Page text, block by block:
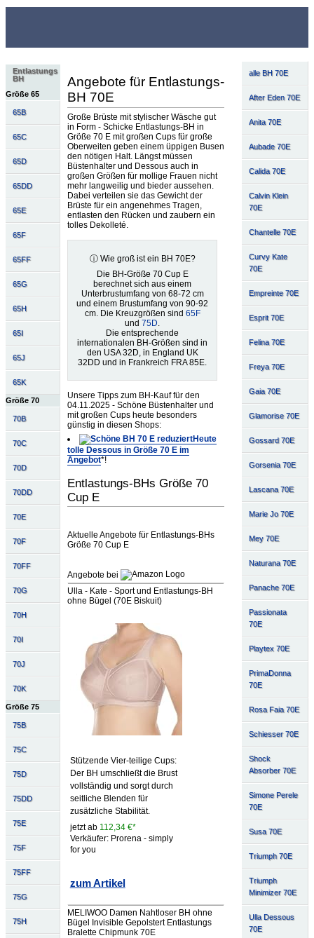
Entlastungs
BH
Größe 65
65B
65C
65D
65DD
65E
65F
65FF
65G
65H
65I
65J
65K
Größe 70
70B
70C
70D
70DD
70E
70F
70FF
70G
70H
70I
70J
70K
Größe 75
75B
75C
75D
75DD
75E
75F
75FF
75G
75H
alle BH 70E
After Eden 70E
Anita 70E
Aubade 70E
Calida 70E
Calvin Klein
70E
Chantelle 70E
Curvy Kate
70E
Empreinte 70E
Esprit 70E
Felina 70E
Freya 70E
Gaia 70E
Glamorise 70E
Gossard 70E
Gorsenia 70E
Lascana 70E
Marie Jo 70E
Mey 70E
Naturana 70E
Panache 70E
Passionata
70E
Playtex 70E
PrimaDonna
70E
Rosa Faia 70E
Schiesser 70E
Shock
Absorber 70E
Simone Perele
70E
Susa 70E
Triumph 70E
Triumph
Minimizer 70E
Ulla Dessous
70E
Angebote für Entlastungs-
BH 70E
Große Brüste mit stylischer Wäsche gut
in Form - Schicke Entlastungs-BH in
Größe 70 E mit großen Cups für große
Oberweiten geben einem üppigen Busen
den nötigen Halt. Längst müssen
Büstenhalter und Dessous auch in
großen Größen für mollige Frauen nicht
mehr langweilig und bieder aussehen.
Dabei verteilen sie das Gewicht der
Brüste für ein angenehmes Tragen,
entlasten den Rücken und zaubern ein
tolles Dekolleté.
ⓘ Wie groß ist ein BH 70E?
Die BH-Größe 70 Cup E
berechnet sich aus einem
Unterbrustumfang von 68-72 cm
und einem Brustumfang von 90-92
cm. Die Kreuzgrößen sind 65F
und75D
Die entsprechende
internationalen BH-Größen sind in
den USA 32D, in England UK
32DD und in Frankreich FRA 85E.
Unsere Tipps zum BH-Kauf für den
04.11.2025 - Schöne Büstenhalter und
mit großen Cups heute besonders
günstig in diesen Shops:
Heute
tolle Dessous in Größe 70 E im
Angebot*!
Entlastungs-BHs Größe 70
Cup E
Aktuelle Angebote für Entlastungs-BHs
Größe 70 Cup E
Angebote bei
Ulla - Kate - Sport und Entlastungs-BH
ohne Bügel (70E Biskuit)
Stützende Vier-teilige Cups:
Der BH umschließt die Brust
vollständig und sorgt durch
seitliche Blenden für
zusätzliche Stabilität.
jetzt ab 112,34 €*
Verkäufer: Prorena - simply
for you
zum Artikel
MELIWOO Damen Nahtloser BH ohne
Bügel Invisible Gepolstert Entlastungs
Bralette Chipmunk 70E